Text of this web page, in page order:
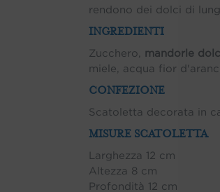
rendono dei dolci di
INGREDIENTI
Zucchero, mandorle
miele, acqua fior
CONFEZIONE
Scatoletta decorata in
MISURE SCATOLETTA
Larghezza 12 cm
Altezza 8 cm
Profondità 12 cm